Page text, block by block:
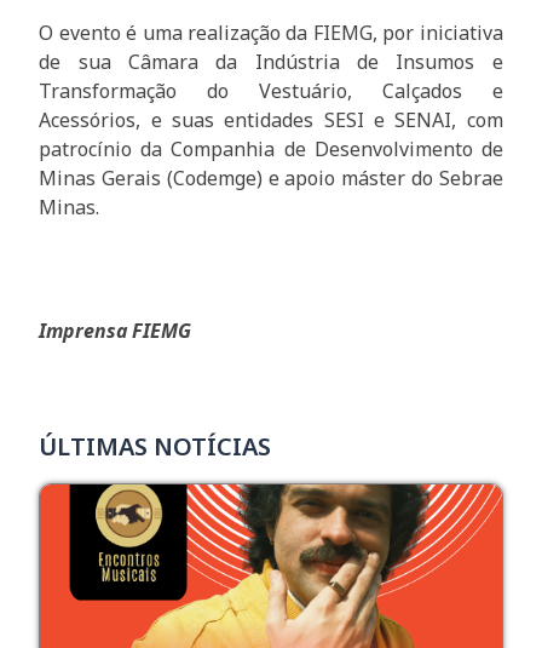
O evento é uma realização da FIEMG, por iniciativa
de sua Câmara da Indústria de Insumos e
Transformação do Vestuário, Calçados e
Acessórios, e suas entidades SESI e SENAI, com
patrocínio da Companhia de Desenvolvimento de
Minas Gerais (Codemge) e apoio máster do Sebrae
Minas.
Imprensa FIEMG
ÚLTIMAS NOTÍCIAS